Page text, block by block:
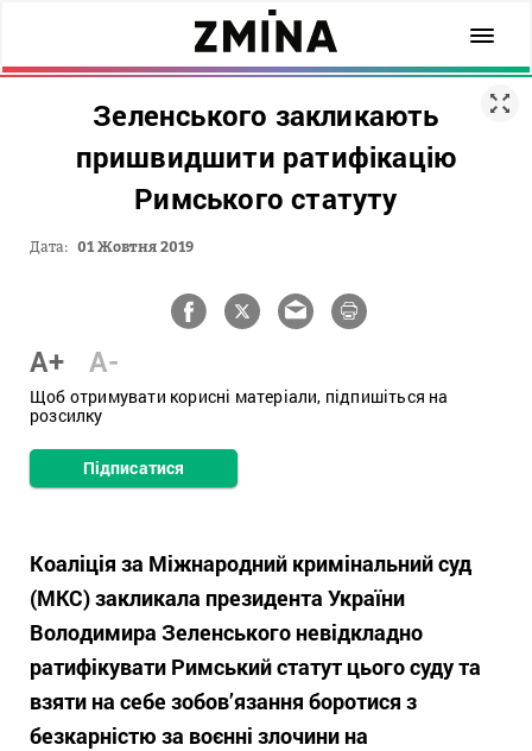
Зеленського закликають
пришвидшити ратифікацію
Римського статуту
Дата: 01 Жовтня 2019
A+ A-
Щоб отримувати корисні матеріали, підпишіться на
розсилку
Підписатися
Коаліція за Міжнародний кримінальний суд
(МКС) закликала президента України
Володимира Зеленського невідкладно
ратифікувати Римський статут цього суду та
взяти на себе зобов’язання боротися з
безкарністю за воєнні злочини на